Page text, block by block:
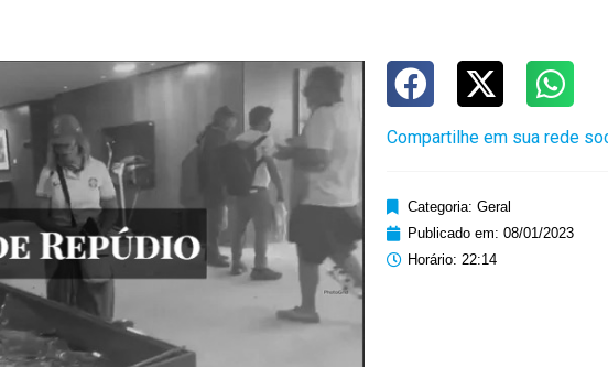
Compartilhe em sua rede
Categoria: Geral
Publicado em: 08/01/2023
Horário: 22:14